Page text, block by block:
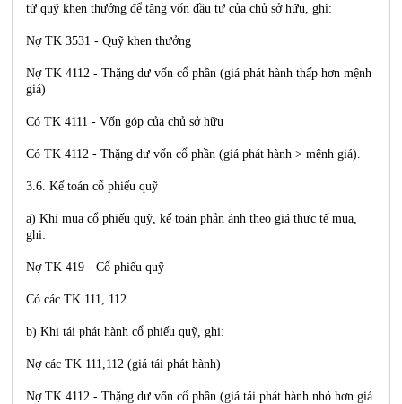
từ quỹ khen thưởng để tăng vốn đầu tư của chủ sở hữu, ghi:
Nợ TK 3531 - Quỹ khen thưởng
Nợ TK 4112 - Thặng dư vốn cổ phần (giá phát hành thấp hơn mệnh
giá)
Có TK 4111 - Vốn góp của chủ sở hữu
Có TK 4112 - Thặng dư vốn cổ phần (giá phát hành > mệnh giá).
3.6. Kế toán cổ phiếu quỹ
a) Khi mua cổ phiếu quỹ, kế toán phản ánh theo giá thực tế mua,
ghi:
Nợ TK 419 - Cổ phiếu quỹ
Có các TK 111, 112.
b) Khi tái phát hành cổ phiếu quỹ, ghi:
Nợ các TK 111,112 (giá tái phát hành)
Nợ TK 4112 - Thặng dư vốn cổ phần (giá tái phát hành nhỏ hơn giá